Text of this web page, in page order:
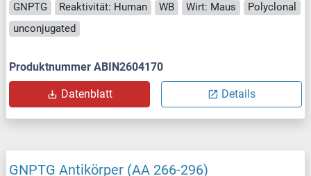
GNPTG Reaktivität: Human WB Wirt: Maus
Polyclonal
unconjugated
Produktnummer ABIN2604170
Datenblatt Details
GNPTG Antikörper (AA 266-296)